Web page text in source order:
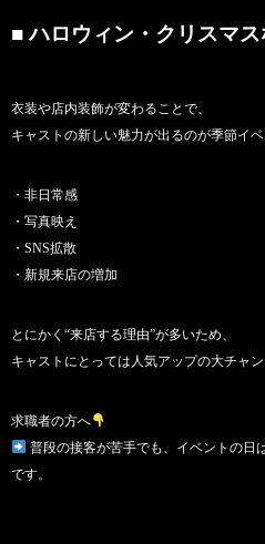
■ ハロウィン・クリスマ
衣装や店内装飾が変わることで、
キャストの新しい魅力が出るのが季節イベ
・非日常感
・写真映え
・SNS拡散
・新規来店の増加
とにかく“来店する理由”が多いため、
キャストにとっては人気アップの大チャン
求職者の方へ
普段の接客が苦手でも、イベントの日
です。